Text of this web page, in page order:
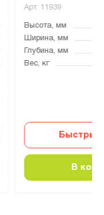
Арт. 11939
Высота, мм
Ширина, мм
Глубина, мм
Вес, кг
Быстрый
В